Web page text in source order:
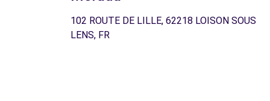
102 ROUTE DE LILLE, 62218 LOISON SOUS
LENS, FR